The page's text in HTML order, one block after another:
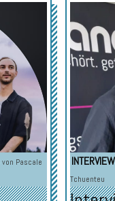
Audio-
Player
Pascale
Tchuenteu